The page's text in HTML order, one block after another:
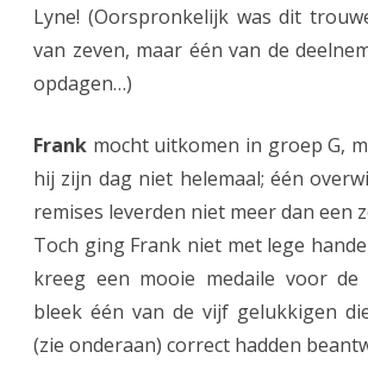
a
n
n
i
e
u
w
G
r
Lyne! (Oorspronkelijk was dit
van zeven, maar één van de
opdagen…)
Frank mocht uitkomen in groep G,
hij zijn dag niet helemaal; één
remises leverden niet meer dan een
Toch ging Frank niet met lege
kreeg een mooie medaile voor
bleek één van de vijf gelukkigen
(zie onderaan) correct hadden